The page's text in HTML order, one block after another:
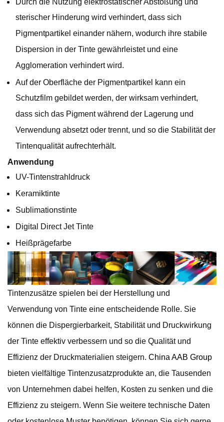
Durch die Nutzung elektrostatischer Abstoßung und
sterischer Hinderung wird verhindert, dass sich
Pigmentpartikel einander nähern, wodurch ihre stabile
Dispersion in der Tinte gewährleistet und eine
Agglomeration verhindert wird.
Auf der Oberfläche der Pigmentpartikel kann ein
Schutzfilm gebildet werden, der wirksam verhindert,
dass sich das Pigment während der Lagerung und
Verwendung absetzt oder trennt, und so die Stabilität der
Tintenqualität aufrechterhält.
Anwendung
UV-Tintenstrahldruck
Keramiktinte
Sublimationstinte
Digital Direct Jet Tinte
Heißprägefarbe
Tintenzusätze spielen bei der Herstellung und
Verwendung von Tinte eine entscheidende Rolle. Sie
können die Dispergierbarkeit, Stabilität und Druckwirkung
der Tinte effektiv verbessern und so die Qualität und
Effizienz der Druckmaterialien steigern. China AAB Group
bieten vielfältige Tintenzusatzprodukte an, die Tausenden
von Unternehmen dabei helfen, Kosten zu senken und die
Effizienz zu steigern. Wenn Sie weitere technische Daten